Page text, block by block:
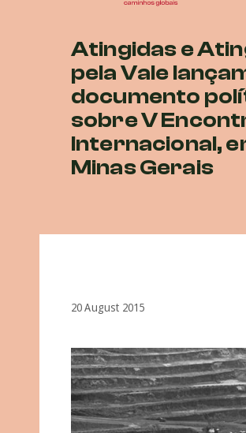
Atingidas e
pela Vale
documento
sobre V
Internacional,
Minas Gerais
20 August 2015